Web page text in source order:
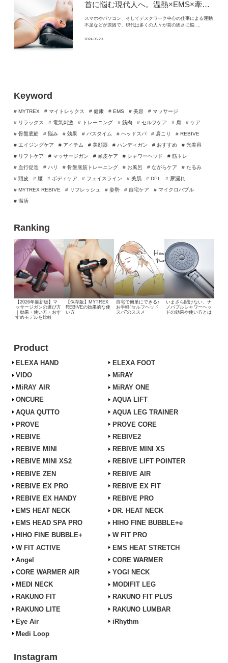
Keyword
# MYTREX # マイトレックス # 健康 # EMS # 美容
# マッサージ
# リラックス
# 電気刺激 # トレーニング # 筋肉 # セルフケア # 肩
# ケア
# 骨盤底筋
# 悩み # 効果 # バスタイム # ヘッドスパ # 肩こり
# REBIVE
# エイジングケア
# アイテム # 美顔器 # ハンディガン # おすすめ
# 光美容
# リフトケア
# マッサージガン # 頭皮ケア # シャワーヘッド
# 筋トレ
# 血行促進
# ハリ # 骨盤底筋トレーニング # お風呂 # ながらケア
# たるみ
# 頭皮
# 腰 # ボディケア # フェイスライン # 美肌 # DPL
# 尿漏れ
# MYTREX REBIVE
# リフレッシュ # 姿勢 # 自宅ケア
# マイクロバブル
# 温活
Ranking
【2026年最新版】マ
ッサージガンの選び方
｜効果・使い方・おす
すめモデルを比較
【保存版】MYTREX
REBIVEの効果的な使
い方
自宅で簡単にできる♪
お手軽“セルフヘッド
スパ”のススメ
いまさら聞けない、ナ
ノバブルシャワーヘッ
ドの効果や使い方とは
Product
ELEXA HAND
ELEXA FOOT
VIDO
MiRAY
MiRAY AIR
MiRAY ONE
ONCURE
AQUA LIFT
AQUA QUTTO
AQUA LEG TRAINER
PROVE
PROVE CORE
REBIVE
REBIVE2
REBIVE MINI
REBIVE MINI XS
REBIVE MINI XS2
REBIVE LIFT POINTER
REBIVE ZEN
REBIVE AIR
REBIVE EX PRO
REBIVE EX FIT
REBIVE EX HANDY
REBIVE PRO
EMS HEAT NECK
DR. HEAT NECK
EMS HEAD SPA PRO
HIHO FINE BUBBLE+e
HIHO FINE BUBBLE+
W FIT PRO
W FIT ACTIVE
EMS HEAT STRETCH
Angel
CORE WARMER
CORE WARMER AIR
YOGI NECK
MEDI NECK
MODIFIT LEG
RAKUNO FIT
RAKUNO FIT PLUS
RAKUNO LITE
RAKUNO LUMBAR
Eye Air
iRhythm
Medi Loop
Instagram
首に悩む現代人へ。温熱×EMS×牽引の3つのアプローチで叶える、最新EMS電動ネックストレッチャーを紹介
スマホやパソコン、そしてデスクワーク中心の仕事による運動
不足などが原因で、現代は多くの人々が首の固さに悩 …
2024.05.20